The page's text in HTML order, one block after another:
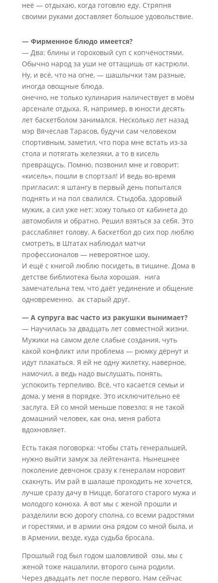
неё — отдыхаю, когда готовлю еду. Стряпня
своими руками доставляет большое удовольствие.
— Фирменное блюдо имеется?
— Два: блины и гороховый суп с копчёностями.
Обычно народ за уши не оттащишь от кастрюли.
Ну, и всё, что на огне, — шашлычки там разные,
иногда овощные блюда.
онечно, не только кулинария наличествует в моём
арсенале отдыха. Я, например, в юности десять
лет баскетболом занимался. Несколько лет назад
мэр Вячеслав Тарасов, будучи сам человеком
спортивным, заметил, что пора мне встать из-за
стола и потягать железяки, а то в кисель
превращусь. Помню, позвонил мне и говорит:
«кисель», пошли в спортзал! И ведь во-время
пригласил: я штангу в первый день попытался
поднять и на пол свалился. Стыдоба, здоровый
мужик, а сил уже нет: хожу только от кабинета до
автомобиля и обратно. Решил взяться за себя. Это
расслабляет голову. А баскетбол до сих пор люблю
смотреть, в Штатах наблюдал матчи
профессионалов — невероятное шоу.
И ещё с книгой люблю посидеть, в тишине. Дома в
детстве библиотека была хорошая. нига
замечательна тем, что даёт уединение и общение
одновременно. ак старый друг.
— А супруга вас часто из ракушки вынимает?
— Научилась за двадцать лет совместной жизни.
Мужики на самом деле слабые создания, чуть
какой конфликт или проблема — рюмку дёрнут и
идут плакаться. Я ей не одну жилетку, наверное,
намочил, а ведь надо выслушать, понять,
успокоить терпеливо. Всё, что касается семьи и
дома, у меня в порядке. Это исключительно её
заслуга. Ей со мной меньше повезло: я не такой
домашний человек, как она, меня работа
вдохновляет.
Есть такая поговорка: чтобы стать генеральшей,
нужно выйти замуж за лейтенанта. Нынешнее
поколение девчонок сразу к генералам норовит
скакнуть. Им рай в шалаше проходить не хочется,
лучше сразу дачу в Ницце, богатого старого мужа и
молодого конюха. А вот мы с женой прошли и
разделили всю дорогу сполна, со всеми радостями
и горестями, и в армии она рядом со мной была, и
в Армении, везде, куда судьба бросала.
Прошлый год был годом шаловливой озы, мы с
женой тоже нашалили, второго сына родили.
Через двадцать лет после первого. Нам сейчас